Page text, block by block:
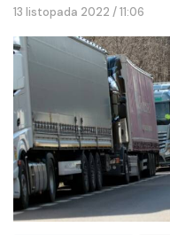
13 listopada 2022 / 11:06